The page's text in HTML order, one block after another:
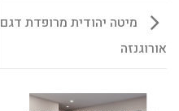
מיטה יהודית מרופדת דגם
אורוגנזה